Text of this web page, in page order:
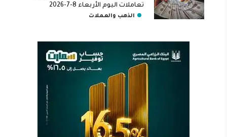
تعاملات اليوم الأربعاء 8-7-2026
الذهب والعملات